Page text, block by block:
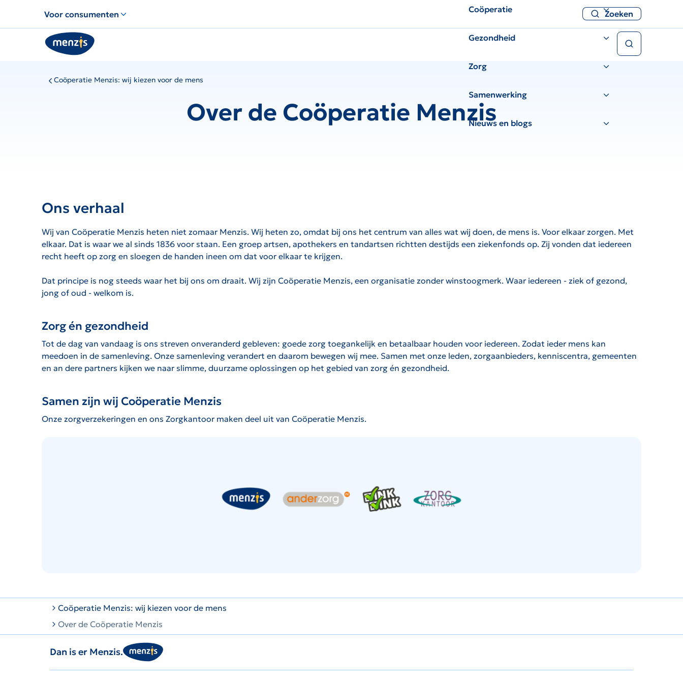
voor
snelle
navigatie
Voor consumenten Zoeken
Coöperatie
Gezondheid
Zorg
Samenwerking
Nieuws en blogs
Coöperatie Menzis: wij kiezen voor de mens
Over de Coöperatie Menzis
Ons verhaal
Wij van Coöperatie Menzis heten niet zomaar Menzis. Wij heten zo, omdat bij ons het centrum van alles wat wij doen, de mens is. Voor elkaar zorgen. Met
elkaar. Dat is waar we al sinds 1836 voor staan. Een groep artsen, apothekers en tandartsen richtten destijds een ziekenfonds op. Zij vonden dat iedereen
recht heeft op zorg en sloegen de handen ineen om dat voor elkaar te krijgen.
Dat principe is nog steeds waar het bij ons om draait. Wij zijn Coöperatie Menzis, een organisatie zonder winstoogmerk. Waar iedereen - ziek of gezond,
jong of oud - welkom is.
Zorg én gezondheid
Tot de dag van vandaag is ons streven onveranderd gebleven: goede zorg toegankelijk en betaalbaar houden voor iedereen. Zodat ieder mens kan
meedoen in de samenleving. Onze samenleving verandert en daarom bewegen wij mee. Samen met onze leden, zorgaanbieders, kenniscentra, gemeenten
en an dere partners kijken we naar slimme, duurzame oplossingen op het gebied van zorg én gezondheid.
Samen zijn wij Coöperatie Menzis
Onze zorgverzekeringen en ons Zorgkantoor maken deel uit van Coöperatie Menzis.
Coöperatie Menzis: wij kiezen voor de mens
Over de Coöperatie Menzis
Dan is er Menzis.